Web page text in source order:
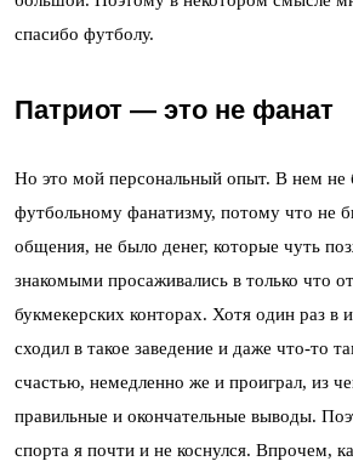
спасибо футболу.
Патриот — это не фанат
Но это мой персональный опыт. В нем не
футбольному фанатизму, потому что не
общения, не было денег, которые чуть
знакомыми просаживались в только что
букмекерских конторах. Хотя один раз в
сходил в такое заведение и даже что-то
счастью, немедленно же и проиграл, из
правильные и окончательные выводы.
спорта я почти и не коснулся. Впрочем,